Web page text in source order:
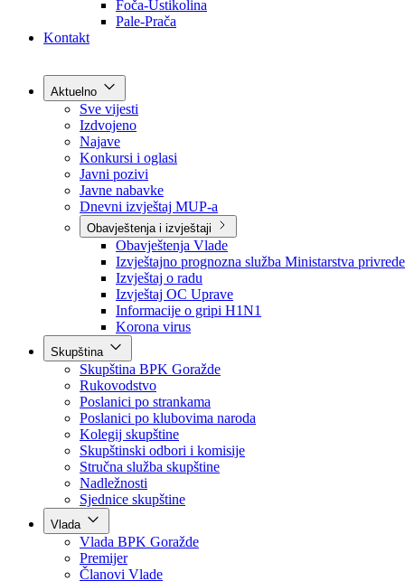
Općine
Kontakt
Aktuelno
Sve vijesti
Izdvojeno
Najave
Konkursi i oglasi
Javni pozivi
Javne nabavke
Dnevni izvještaj MUP-a
Obavještenja i izvještaji
Obavještenja Vlade
Izvještajno prognozna služba Ministarstva privrede
Izvještaj o radu
Izvještaj OC Uprave
Informacije o gripi H1N1
Korona virus
Skupština
Skupština BPK Goražde
Rukovodstvo
Poslanici po strankama
Poslanici po klubovima naroda
Kolegij skupštine
Skupštinski odbori i komisije
Stručna služba skupštine
Nadležnosti
Sjednice skupštine
Vlada